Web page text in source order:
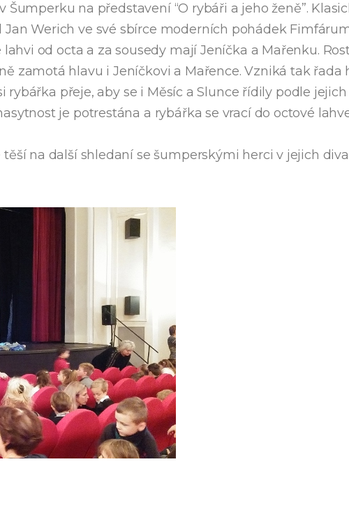
Šumperku na představení “O rybáři a jeho ženě”.
Werich ve své sbírce moderních pohádek
od octa a za sousedy mají Jeníčka a Mařenku.
zamotá hlavu i Jeníčkovi a Mařence. Vzniká tak
rybářka přeje, aby se i Měsíc a Slunce řídily podle
je potrestána a rybářka se vrací do octové
na další shledaní se šumperskými herci v jejich